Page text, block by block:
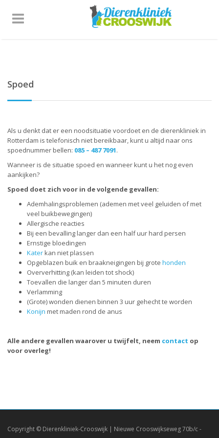
Spoed
Als u denkt dat er een noodsituatie voordoet en de dierenkliniek in
Rotterdam is telefonisch niet bereikbaar, kunt u altijd naar ons
spoednummer bellen: 085 – 487 7091.
Wanneer is de situatie spoed en wanneer kunt u het nog even
aankijken?
Spoed doet zich voor in de volgende gevallen:
Ademhalingsproblemen (ademen met veel geluiden of met
veel buikbewegingen)
Allergische reacties
Bij een bevalling langer dan een half uur hard persen
Ernstige bloedingen
Katerkan niet plassen
Opgeblazen buik en braakneigingen bij grote honden
Oververhitting (kan leiden tot shock)
Toevallen die langer dan 5 minuten duren
Verlamming
(Grote) wonden dienen binnen 3 uur gehecht te worden
Konijn met maden rond de anus
Alle andere gevallen waarover u twijfelt, neem contact op
voor overleg!
Copyright © Dierenkliniek-Crooswijk | Nieuwe Crooswijkseweg 70b/c -